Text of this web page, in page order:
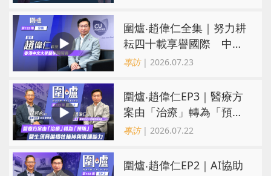
圍爐‧趙偉仁全集｜努力耕
耘四十載享譽國際 中大
醫學院致力醫療創科造福
專訪| 2026.07.23
圍爐‧趙偉仁EP3｜醫療方
案由「治療」轉為「預
防」 醫生須具備犧牲精神
專訪| 2026.07.22
圍爐‧趙偉仁EP2｜AI協助